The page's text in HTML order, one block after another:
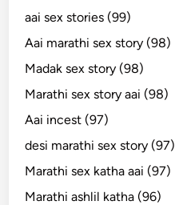
aai sex stories (99)
Aai marathi sex story (98)
Madak sex story (98)
Marathi sex story aai (98)
Aai incest (97)
desi marathi sex story (97)
Marathi sex katha aai (97)
Marathi ashlil katha (96)